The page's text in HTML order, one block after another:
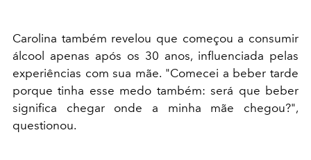
Carolina também revelou que começou a consumir
álcool apenas após os 30 anos, influenciada pelas
experiências com sua mãe. "Comecei a beber tarde
porque tinha esse medo também: será que beber
significa chegar onde a minha mãe chegou?",
questionou.​